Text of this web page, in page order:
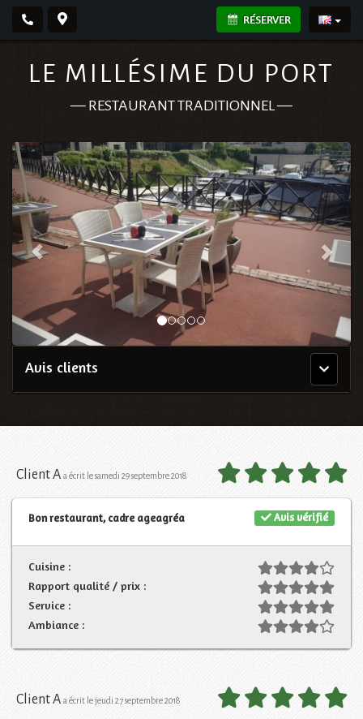
RÉSERVER
LE MILLÉSIME DU PORT
— RESTAURANT TRADITIONNEL—
Menu
principal
Avis clients
Client A a écrit le samedi 29 septembre 2018
Avis vérifié
Bon restaurant, cadre ageagréa
Cuisine :
Rapport qualité / prix :
Service :
Ambiance :
Client A a écrit le jeudi 27 septembre 2018